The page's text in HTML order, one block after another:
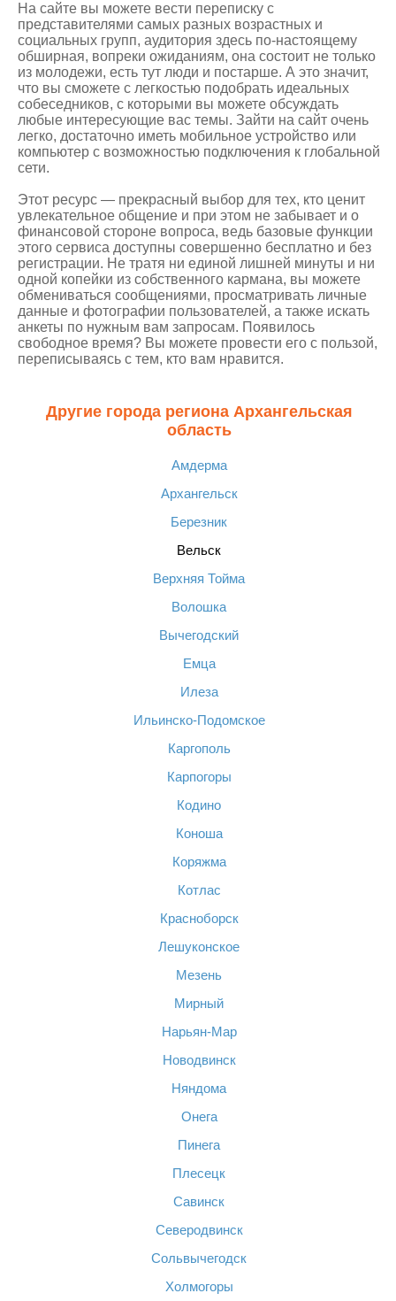
На сайте вы можете вести переписку с
представителями самых разных возрастных и
социальных групп, аудитория здесь по-настоящему
обширная, вопреки ожиданиям, она состоит не только
из молодежи, есть тут люди и постарше. А это значит,
что вы сможете с легкостью подобрать идеальных
собеседников, с которыми вы можете обсуждать
любые интересующие вас темы. Зайти на сайт очень
легко, достаточно иметь мобильное устройство или
компьютер с возможностью подключения к глобальной
сети.
Этот ресурс — прекрасный выбор для тех, кто ценит
увлекательное общение и при этом не забывает и о
финансовой стороне вопроса, ведь базовые функции
этого сервиса доступны совершенно бесплатно и без
регистрации. Не тратя ни единой лишней минуты и ни
одной копейки из собственного кармана, вы можете
обмениваться сообщениями, просматривать личные
данные и фотографии пользователей, а также искать
анкеты по нужным вам запросам. Появилось
свободное время? Вы можете провести его с пользой,
переписываясь с тем, кто вам нравится.
Другие города региона Архангельская
область
Амдерма
Архангельск
Березник
Вельск
Верхняя Тойма
Волошка
Вычегодский
Емца
Илеза
Ильинско-Подомское
Каргополь
Карпогоры
Кодино
Коноша
Коряжма
Котлас
Красноборск
Лешуконское
Мезень
Мирный
Нарьян-Мар
Новодвинск
Няндома
Онега
Пинега
Плесецк
Савинск
Северодвинск
Сольвычегодск
Холмогоры